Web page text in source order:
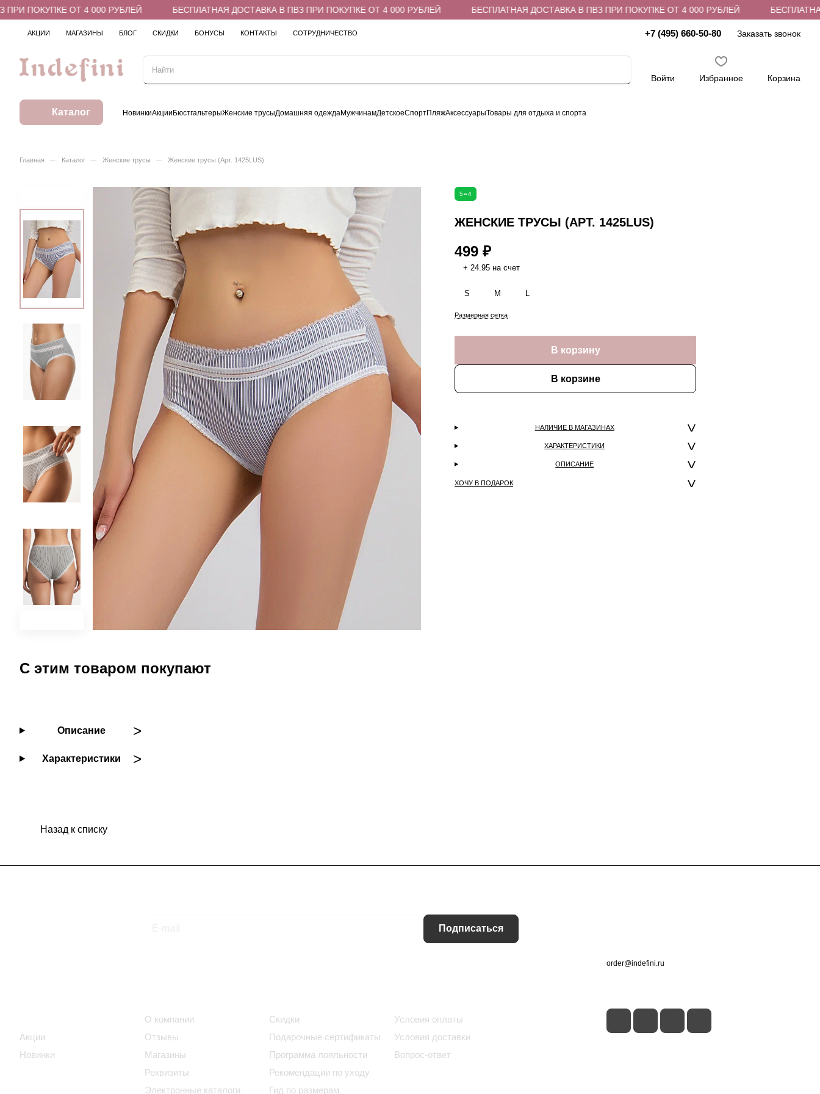
ПОКУПКЕ ОТ 4 000 РУБЛЕЙ БЕСПЛАТНАЯ ДОСТАВКА В ПВЗ ПРИ ПОКУПКЕ ОТ 4 000 РУБЛЕЙ БЕСПЛАТНАЯ ДОСТАВКА В ПВЗ ПРИ ПОКУПКЕ ОТ 4 000 РУБЛЕЙ БЕСПЛАТНАЯ
АКЦИИ МАГАЗИНЫ БЛОГ СКИДКИ БОНУСЫ КОНТАКТЫ СОТРУДНИЧЕСТВО +7 (495) 660-50-80 Заказать звонок
Войти Избранное Корзина
Каталог НовинкиАкцииБюстгальтерыЖенские трусыДомашняя одеждаМужчинамДетскоеСпортПляжАксессуарыТовары для отдыха и спорта
Главная – Каталог – Женские трусы – Женские трусы (Арт. 1425LUS)
5=4
ЖЕНСКИЕ ТРУСЫ (АРТ. 1425LUS)
499 ₽
+ 24.95 на счет
S M L
Размерная сетка
В корзину
В корзине
НАЛИЧИЕ В МАГАЗИНАХ
ХАРАКТЕРИСТИКИ
ОПИСАНИЕ
ХОЧУ В ПОДАРОК
С этим товаром покупают
Описание
Характеристики
Назад к списку
Подписаться
Акции
Новинки
О компании
Отзывы
Магазины
Реквизиты
Электронные каталоги
Скидки
Подарочные сертификаты
Программа лояльности
Рекомендации по уходу
Гид по размерам
Условия оплаты
Условия доставки
Вопрос-ответ
order@indefini.ru